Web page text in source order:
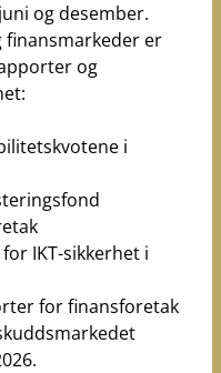
og desember.
finansmarkeder er
og
i
IKT-sikkerhet i
for finansforetak